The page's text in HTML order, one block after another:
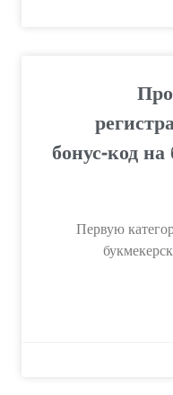
бонус-код
Первую